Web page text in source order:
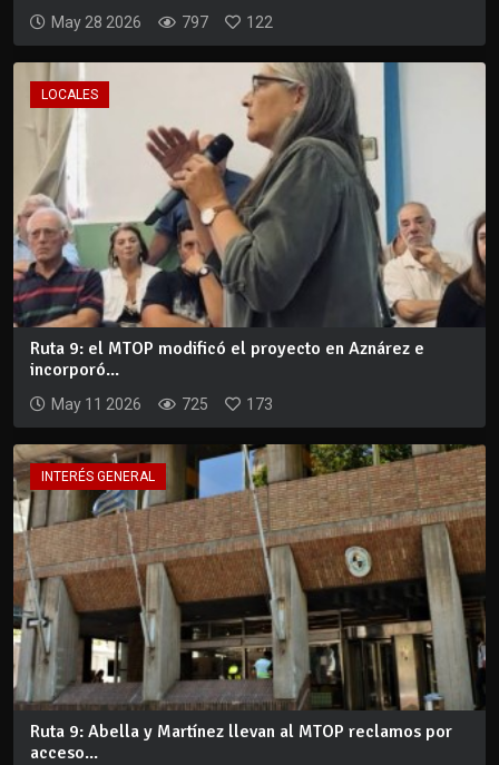
May 28 2026 797 122
LOCALES
Ruta 9: el MTOP modificó el proyecto en Aznárez e
incorporó...
May 11 2026 725 173
INTERÉS GENERAL
Ruta 9: Abella y Martínez llevan al MTOP reclamos por
acceso...